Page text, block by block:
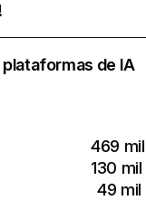
de IA
469 mil
130 mil
49 mil